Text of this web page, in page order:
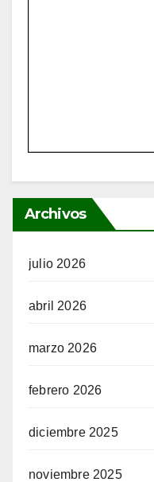
Archivos
julio 2026
abril 2026
marzo 2026
febrero 2026
diciembre 2025
noviembre 2025